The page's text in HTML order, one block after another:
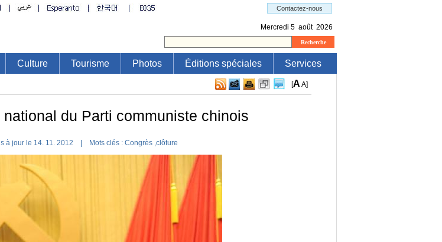
Culture Tourisme Photos Éditions spéciales Services
[A A]
du Parti communiste chinois
à jour le 14. 11. 2012 | Mots clés : Congrès ,clôture